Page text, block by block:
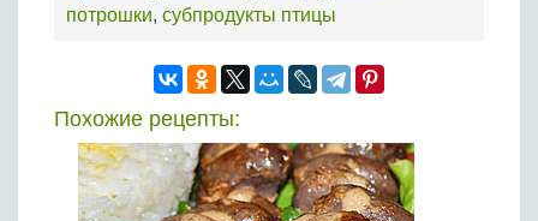
потрошки, субпродукты птицы
Похожие рецепты: